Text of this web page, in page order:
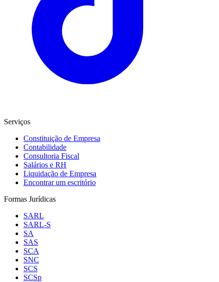
Serviços
Constituição de Empresa
Contabilidade
Consultoria Fiscal
Salários e RH
Liquidação de Empresa
Encontrar um escritório
Formas Jurídicas
SARL
SARL-S
SA
SAS
SCA
SNC
SCS
SCSp